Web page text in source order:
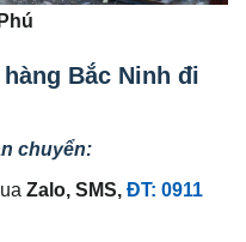
Bắc Ninh đi
chuyển:
Zalo, SMS,ĐT: 0911